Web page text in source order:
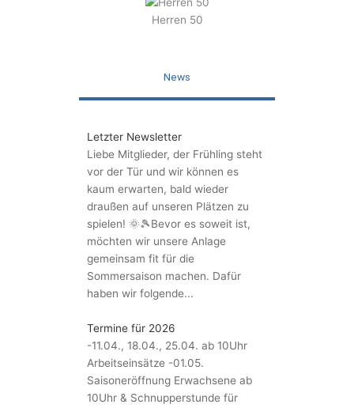
Herren 50
News
Letzter Newsletter
Liebe Mitglieder, der Frühling steht
vor der Tür und wir können es
kaum erwarten, bald wieder
draußen auf unseren Plätzen zu
spielen! 🌞🎾Bevor es soweit ist,
möchten wir unsere Anlage
gemeinsam fit für die
Sommersaison machen. Dafür
haben wir folgende...
Termine für 2026
-11.04., 18.04., 25.04. ab 10Uhr
Arbeitseinsätze -01.05.
Saisoneröffnung Erwachsene ab
10Uhr & Schnupperstunde für